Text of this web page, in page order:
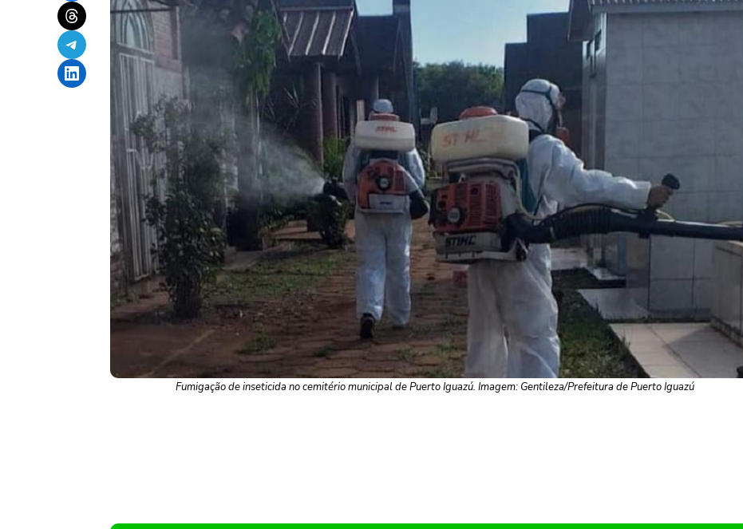
Share on Threads
Share on Telegram
Share on LinkedIn
Fumigação de inseticida no cemitério municipal de Puerto Iguazú. Imagem: Gentileza/Prefeitura de Puerto Iguazú